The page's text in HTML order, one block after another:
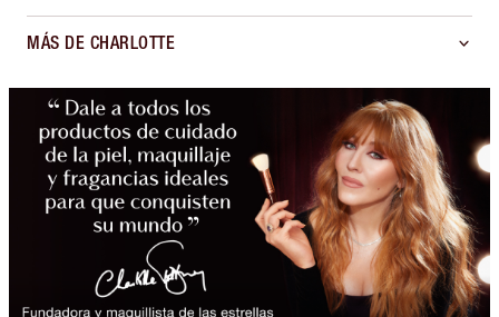
MÁS DE CHARLOTTE